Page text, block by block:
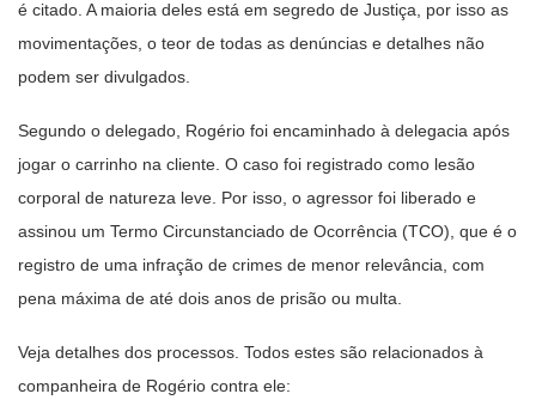
é citado. A maioria deles está em segredo de Justiça, por isso as
movimentações, o teor de todas as denúncias e detalhes não
podem ser divulgados.
Segundo o delegado, Rogério foi encaminhado à delegacia após
jogar o carrinho na cliente. O caso foi registrado como lesão
corporal de natureza leve. Por isso, o agressor foi liberado e
assinou um Termo Circunstanciado de Ocorrência (TCO), que é o
registro de uma infração de crimes de menor relevância, com
pena máxima de até dois anos de prisão ou multa.
Veja detalhes dos processos. Todos estes são relacionados à
companheira de Rogério contra ele: